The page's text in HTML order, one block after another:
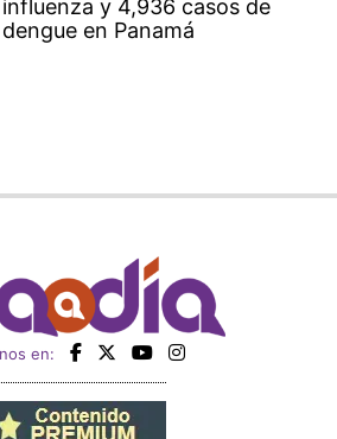
influenza y 4,936 casos de
dengue en Panamá
en: